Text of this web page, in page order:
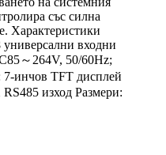
със силна
Характеристики
входни
～264V, 50/60Hz;
инчов TFT дисплей
изход Размери: